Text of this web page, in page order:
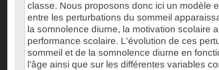
classe. Nous proposons donc ici un modèle
entre les perturbations du sommeil
la somnolence diurne, la motivation scolaire
performance scolaire. L'évolution de ces
sommeil et de la somnolence diurne en
l'âge ainsi que sur les différentes variables